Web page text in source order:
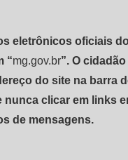
eletrônicos oficiais
“mg.gov.br”. O
do site na barra
nunca clicar em links
de mensagens.